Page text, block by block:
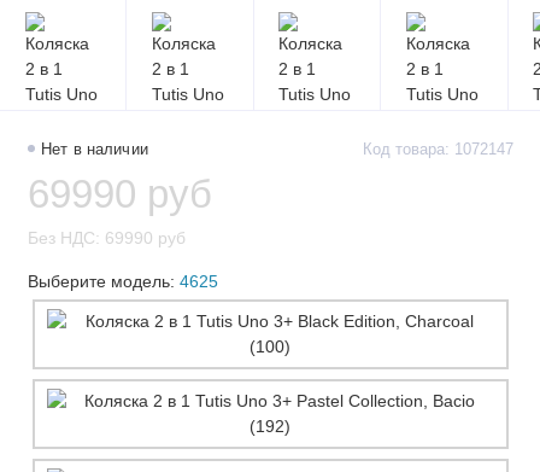
Нет в наличии Код товара: 1072147
69990 руб
Без НДС: 69990 руб
Выберите модель: 4625